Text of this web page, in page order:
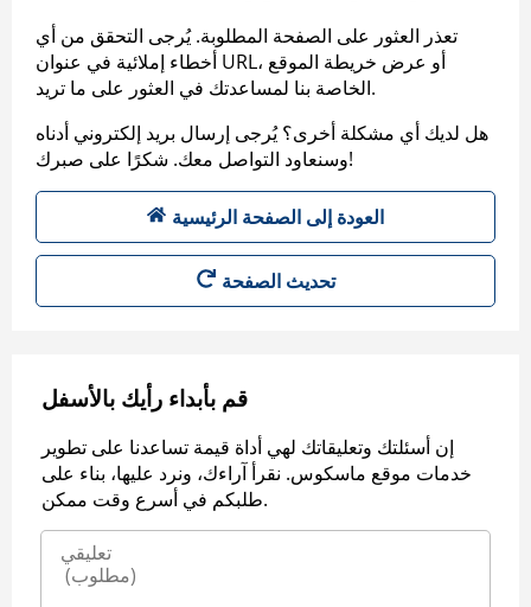
تعذر العثور على الصفحة المطلوبة. يُرجى التحقق من أي
أخطاء إملائية في عنوان URL، أو عرض خريطة الموقع
الخاصة بنا لمساعدتك في العثور على ما تريد.
هل لديك أي مشكلة أخرى؟ يُرجى إرسال بريد إلكتروني أدناه
وسنعاود التواصل معك. شكرًا على صبرك!
العودة إلى الصفحة الرئيسية
تحديث الصفحة
قم بأبداء رأيك بالأسفل
إن أسئلتك وتعليقاتك لهي أداة قيمة تساعدنا على تطوير
خدمات موقع ماسكوس. نقرأ آراءك، ونرد عليها، بناء على
طلبكم في أسرع وقت ممكن.